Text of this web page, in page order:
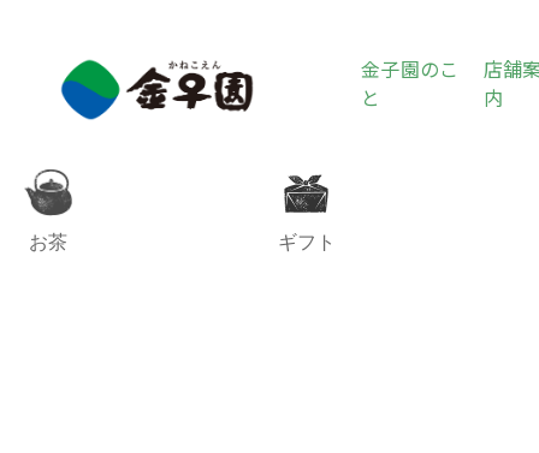
金子園のこ
と
店舗
内
お茶 ギフト